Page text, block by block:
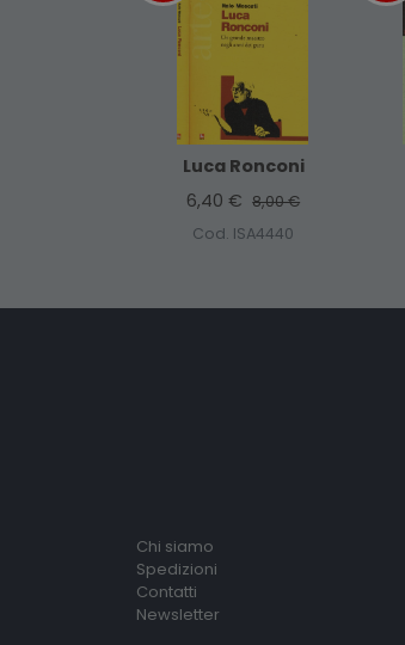
Luca Ronconi
6,40 € 8,00 €
Cod. ISA4440
Chi siamo
Spedizioni
Contatti
Newsletter